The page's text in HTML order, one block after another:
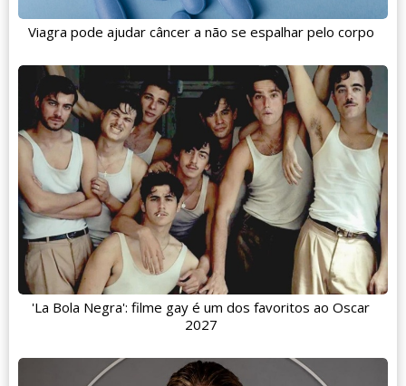
Viagra pode ajudar câncer a não se espalhar pelo corpo
'La Bola Negra': filme gay é um dos favoritos ao Oscar
2027